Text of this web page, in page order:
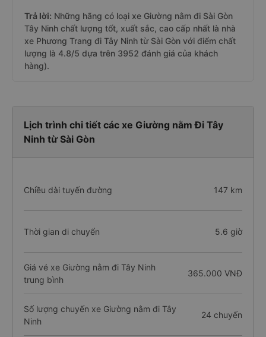
Trả lời: Những hãng có loại xe Giường nằm đi Sài Gòn
Tây Ninh chất lượng tốt, xuất sắc, cao cấp nhất là nhà
xe Phương Trang đi Tây Ninh từ Sài Gòn với điểm chất
lượng là 4.8/5 dựa trên 3952 đánh giá của khách
hàng).
Lịch trình chi tiết các xe Giường nằm Đi Tây
Ninh từ Sài Gòn
Chiều dài tuyến đường 147 km
Thời gian di chuyển 5.6 giờ
Giá vé xe Giường nằm đi Tây Ninh
trung bình
365.000 VNĐ
Số lượng chuyến xe Giường nằm đi Tây
Ninh
24 chuyến